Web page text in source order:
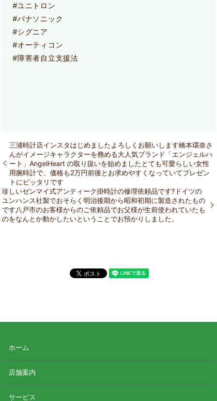
#ユニトロン
#パナソニック
#シグニア
#オーティコン
#障害者自立支援法
三浦時計店インスタはじめましたよろしくお願いします️橋本環奈さ
んがイメージキャラクターを務める大人気ブランド「エンジェルハ
ート」AngelHeart の取り扱いを始めましたとても可愛らしい女性
用腕時計で、価格も2万円前後とお求めやすくなっていてプレゼン
トにピッタリです
珍しいゼンマイ式アンティーク掛時計の修理依頼品です?️ドイツの
ユンハンス社製でおそらく明治後期から昭和初期に製造されたもの
です八戸市のお客様からのご依頼品でお父様が生前使われていたも
のをなんとか動かしたいということでお預かりしました。
ホーム
店舗案内
サービス